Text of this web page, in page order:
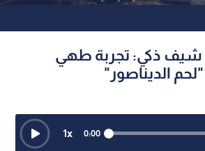
شيف ذكي: تجربة طهي
الديناصور"
0:00
1x